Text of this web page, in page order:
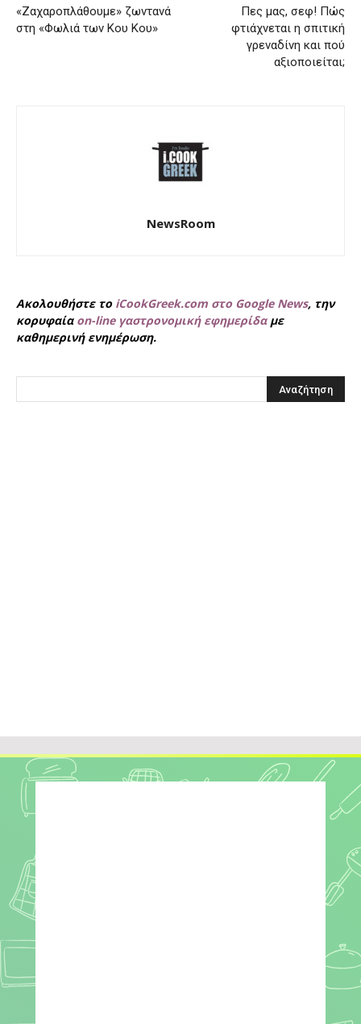
«Ζαχαροπλάθουμε» ζωντανά
στη «Φωλιά των Κου Κου»
Πες μας, σεφ! Πώς
φτιάχνεται η σπιτική
γρεναδίνη και πού
αξιοποιείται;
NewsRoom
Ακολουθήστε το iCookGreek.com στο Google News, την
κορυφαία on-line γαστρονομική εφημερίδαμε
καθημερινή ενημέρωση.